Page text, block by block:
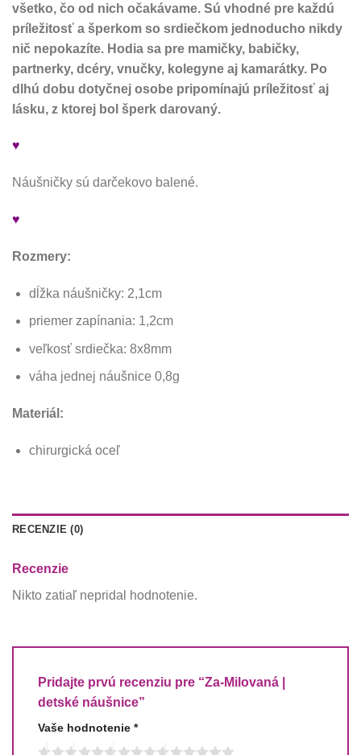
všetko, čo od nich očakávame. Sú vhodné pre každú
príležitosť a šperkom so srdiečkom jednoducho nikdy
nič nepokazíte. Hodia sa pre mamičky, babičky,
partnerky, dcéry, vnučky, kolegyne aj kamarátky. Po
dlhú dobu dotyčnej osobe pripomínajú príležitosť aj
lásku, z ktorej bol šperk darovaný.
♥
Náušničky sú darčekovo balené.
♥
Rozmery:
dĺžka náušničky: 2,1cm
priemer zapínania: 1,2cm
veľkosť srdiečka: 8x8mm
váha jednej náušnice 0,8g
Materiál:
chirurgická oceľ
RECENZIE (0)
Recenzie
Nikto zatiaľ nepridal hodnotenie.
Pridajte prvú recenziu pre “Za-Milovaná |
detské náušnice”
Vaše hodnotenie *